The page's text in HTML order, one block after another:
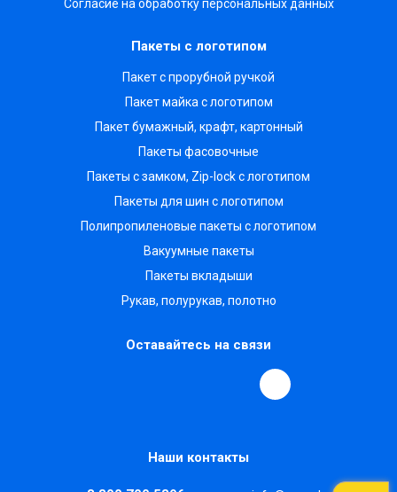
Согласие на обработку персональных данных
Пакеты с логотипом
Пакет с прорубной ручкой
Пакет майка с логотипом
Пакет бумажный, крафт, картонный
Пакеты фасовочные
Пакеты с замком, Zip-lock с логотипом
Пакеты для шин с логотипом
Полипропиленовые пакеты с логотипом
Вакуумные пакеты
Пакеты вкладыши
Рукав, полурукав, полотно
Оставайтесь на связи
Наши контакты